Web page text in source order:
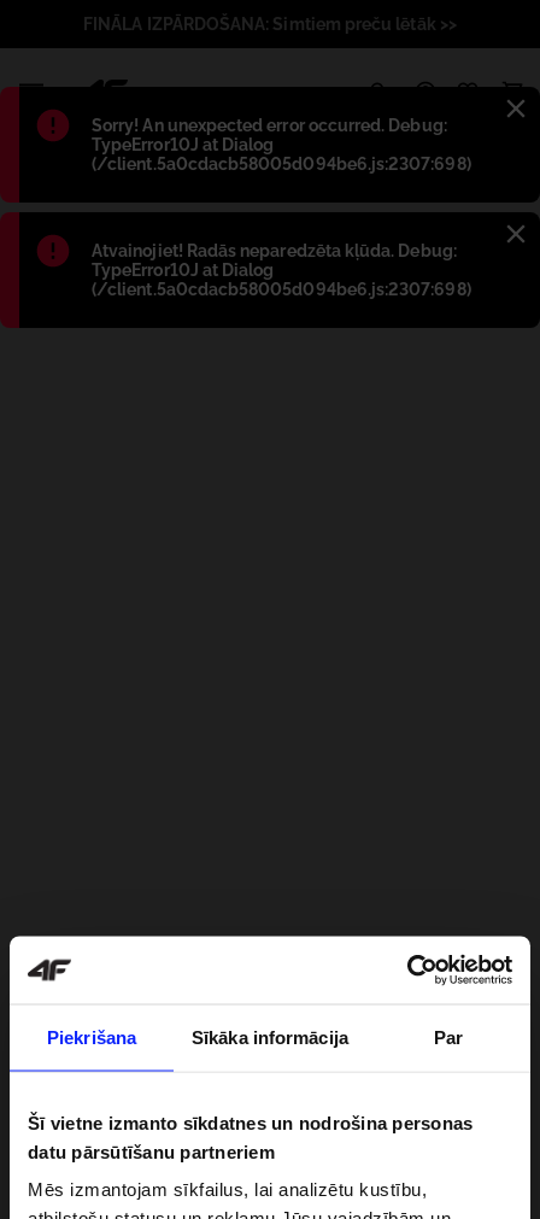
Piekrišana Sīkāka informācija Par
Šī vietne izmanto sīkdatnes un nodrošina personas
datu pārsūtīšanu partneriem
Mēs izmantojam sīkfailus, lai analizētu kustību,
Błąd:
Sorry! An unexpected error occurred. Debug:
TypeError10J at Dialog
(/client.5a0cdacb58005d094be6.js:2307:698)
Błąd:
Atvainojiet! Radās neparedzēta kļūda. Debug:
TypeError10J at Dialog
(/client.5a0cdacb58005d094be6.js:2307:698)
FINĀLA IZPĀRDOŠANA: Simtiem preču lētāk >>